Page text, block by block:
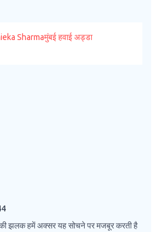
Sharmaमुंबई हवाई अड्डा
की झलक हमें अक्सर यह सोचने पर मजबूर करती है